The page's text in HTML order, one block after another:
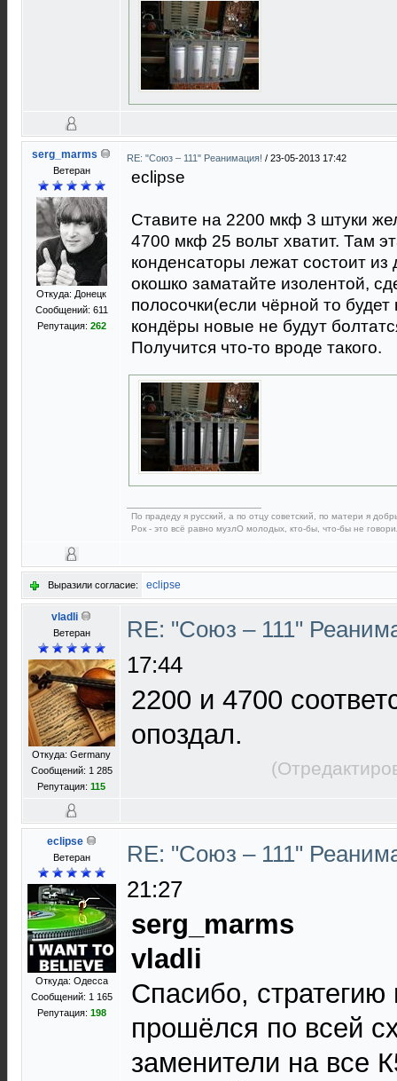
serg_marms
Ветеран
Откуда: Донецк
Сообщений: 611
Репутация: 262
RE: "Союз – 111" Реанимация! / 23-05-2013 17:42
eclipse
Ставите на 2200 мкф 3 штуки
4700 мкф 25 вольт хватит. Там
конденсаторы лежат состоит из
окошко заматайте изолентой,
полосочки(если чёрной то будет
кондёры новые не будут
Получится что-то вроде такого.
По прадеду я русский, а по отцу советский, по матери я
Рок - это всё равно музлО молодых, кто-бы, что-бы не
Выразили согласие: eclipse
vladli
Ветеран
Откуда: Germany
Сообщений: 1 285
Репутация: 115
RE: "Союз – 111"
17:44
2200 и 4700
опоздал.
eclipse
Ветеран
Откуда: Одесса
Сообщений: 1 165
Репутация: 198
RE: "Союз – 111"
21:27
serg_marms
vladli
Спасибо,
прошёлся по всей
заменители на все